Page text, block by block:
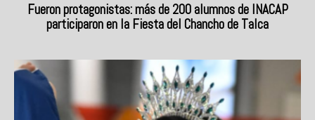
Fueron protagonistas: más de 200 alumnos de INACAP
participaron en la Fiesta del Chancho de Talca